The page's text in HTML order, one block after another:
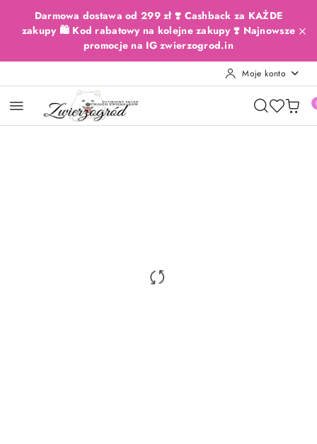
Przejdź do treści głównej
Przejdź do wyszukiwarki
Przejdź do moje konto
Przejdź do menu głównego
Przejdź do opisu produktu
Przejdź do stopki
Darmowa dostawa od 299 zł ❣️ Cashback za KAŻDE
zakupy 🛍️ Kod rabatowy na kolejne zakupy ❣️ Najnowsze
promocje na IG zwierzogrod.in
Moje konto